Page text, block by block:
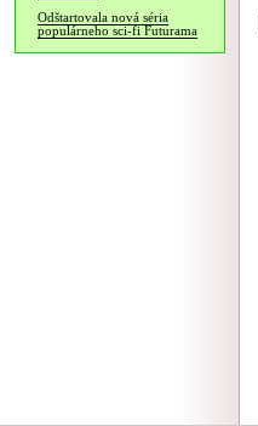
Odštartovala nová séria
populárneho sci-fi Futurama